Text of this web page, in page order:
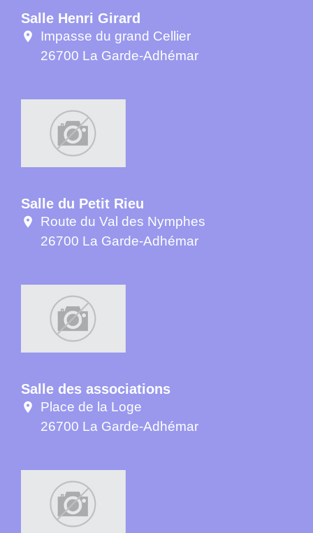
Salle Henri Girard
location_on
Impasse du grand Cellier
26700 La Garde-Adhémar
Salle du Petit Rieu
location_on
Route du Val des Nymphes
26700 La Garde-Adhémar
Salle des associations
location_on
Place de la Loge
26700 La Garde-Adhémar